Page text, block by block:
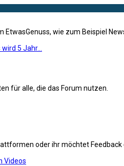
EtwasGenuss, wie zum Beispiel
wird 5 Jahr…
für alle, die das Forum nutzen.
oder ihr möchtet Feedback
Videos